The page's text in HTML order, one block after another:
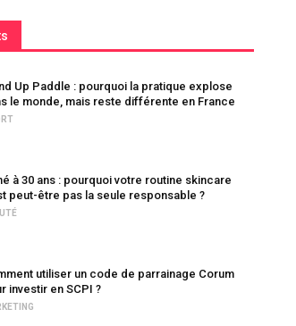
Up Paddle : pourquoi la pratique explose
le monde, mais reste différente en France
à 30 ans : pourquoi votre routine skincare
peut-être pas la seule responsable ?
utiliser un code de parrainage Corum
investir en SCPI ?